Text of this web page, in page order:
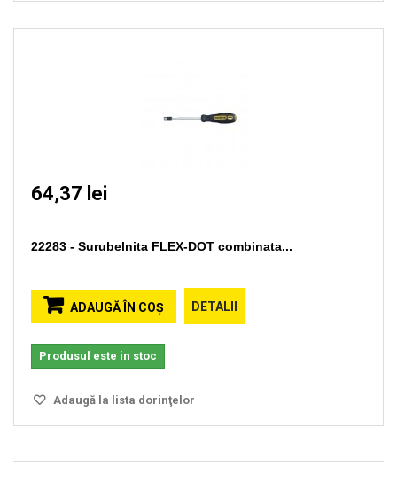
64,37 lei
22283 - Surubelnita FLEX-DOT combinata...
ADAUGĂ ÎN COŞ DETALII
Produsul este in stoc
Adaugă la lista dorinţelor